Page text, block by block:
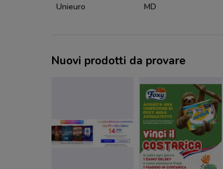
Unieuro MD
Nuovi prodotti da provare